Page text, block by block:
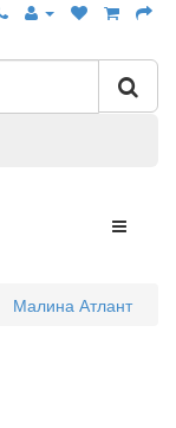
Малина Атлант